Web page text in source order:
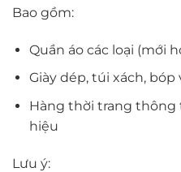
Bao gồm:
Quần áo các loại (mới
Giày dép, túi xách, bóp
Hàng thời trang
hiệu
Lưu ý: